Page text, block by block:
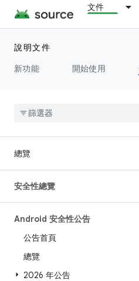
文件
說明文件
新功能
開始使用
總覽
安全性總覽
Android 安全性公告
公告首頁
總覽
2026 年公告